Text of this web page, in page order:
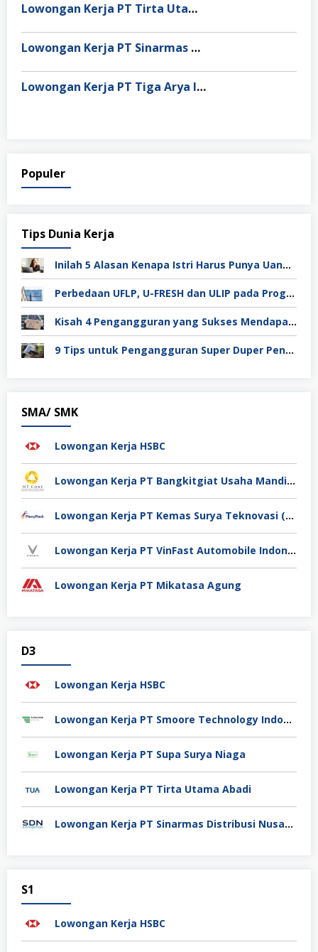
Lowongan Kerja PT Tirta Utama Abadi
Lowongan Kerja PT Sinarmas Distribusi Nusantara
Lowongan Kerja PT Tiga Arya Inggil
Populer
Tips Dunia Kerja
Inilah 5 Alasan Kenapa Istri Harus Punya Uang Sendiri Setelah Menikah
Perbedaan UFLP, U-FRESH dan ULIP pada Program Unilever
Kisah 4 Pengangguran yang Sukses Mendapat Kerja
9 Tips untuk Pengangguran Super Duper Penting
SMA/ SMK
Lowongan Kerja HSBC
Lowongan Kerja PT Bangkitgiat Usaha Mandiri (NT Corp)
Lowongan Kerja PT Kemas Surya Teknovasi (FlexyPack)
Lowongan Kerja PT VinFast Automobile Indonesia
Lowongan Kerja PT Mikatasa Agung
D3
Lowongan Kerja HSBC
Lowongan Kerja PT Smoore Technology Indonesia
Lowongan Kerja PT Supa Surya Niaga
Lowongan Kerja PT Tirta Utama Abadi
Lowongan Kerja PT Sinarmas Distribusi Nusantara
S1
Lowongan Kerja HSBC